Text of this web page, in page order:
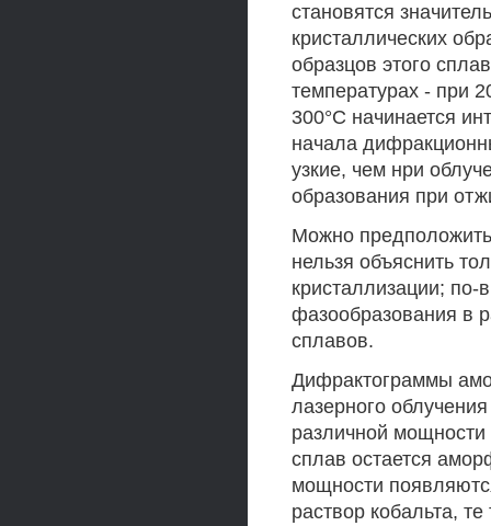
становятся
кристаллических
образцов этого
температурах - при
300°С начинается
начала
узкие, чем нри
образования при
Можно
нельзя объяснить
кристаллизации; по-
фазообразования в
сплавов.
Дифрактограммы
лазерного
различной
сплав остается
мощности
раствор кобальта,